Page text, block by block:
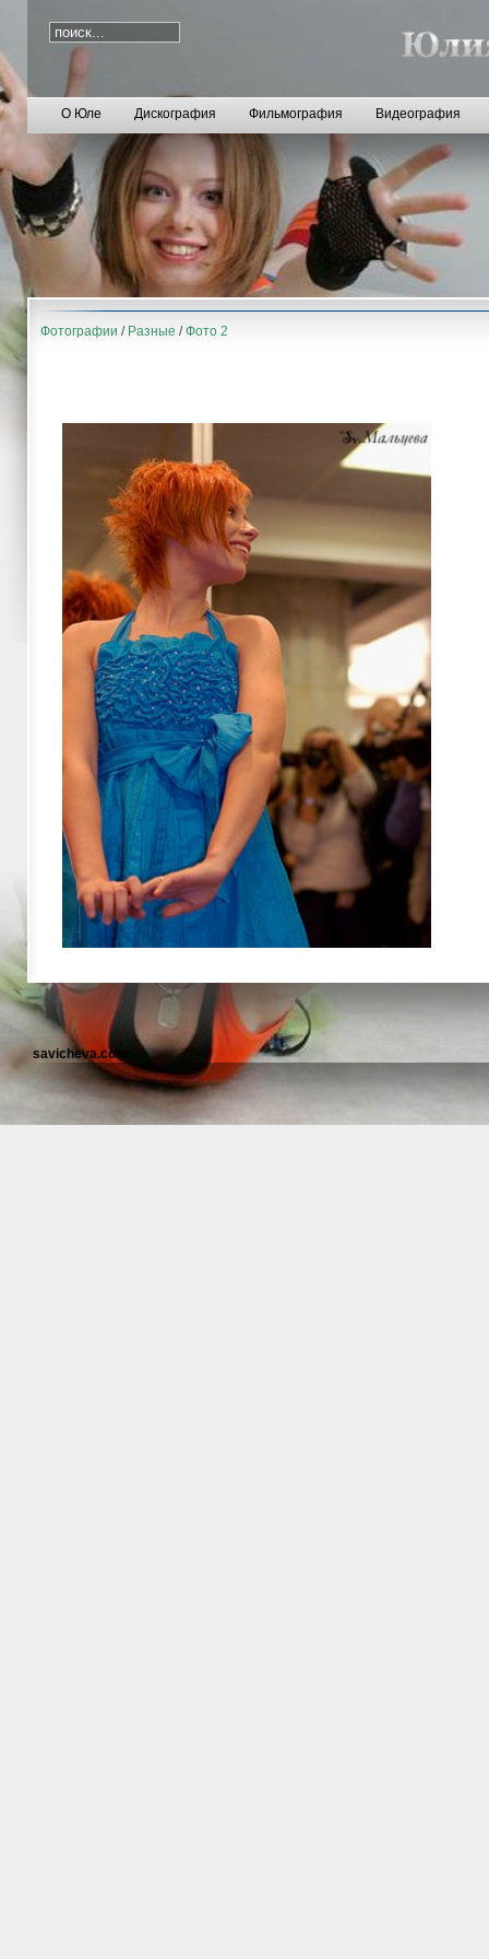
О Юле Дискография Фильмография Видеография
Фотографии / Разные /Фото 2
savicheva.com